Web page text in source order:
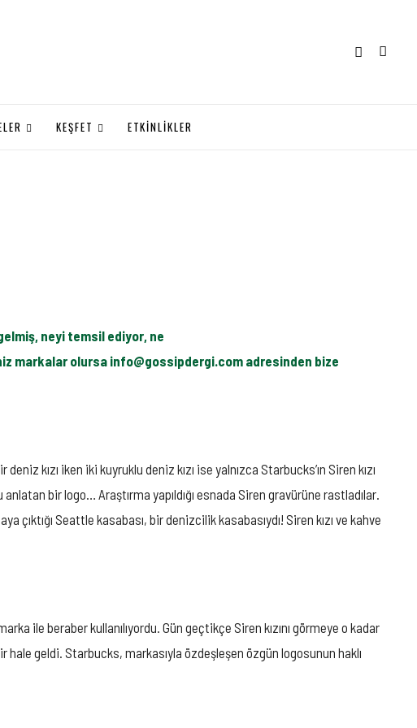
KEŞFET ETKİNLİKLER
neyi temsil ediyor, ne
markalar olursa info@gossipdergi.com adresinden bize
kızı iken iki kuyruklu deniz kızı ise yalnızca Starbucks’ın Siren kızı
bir logo… Araştırma yapıldığı esnada Siren gravürüne rastladılar.
Seattle kasabası, bir denizcilik kasabasıydı! Siren kızı ve kahve
ile beraber kullanılıyordu. Gün geçtikçe Siren kızını görmeye o kadar
hale geldi. Starbucks, markasıyla özdeşleşen özgün logosunun haklı